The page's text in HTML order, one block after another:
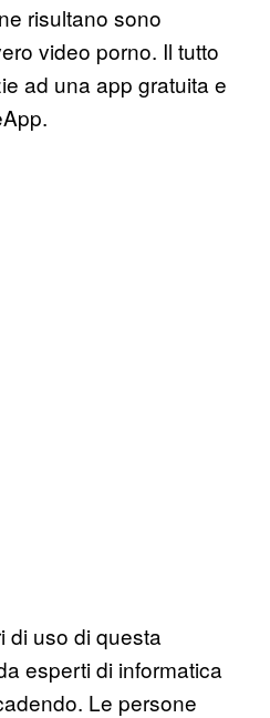
risultano sono
video porno. Il tutto
ad una app gratuita e
di uso di questa
esperti di informatica
Le persone